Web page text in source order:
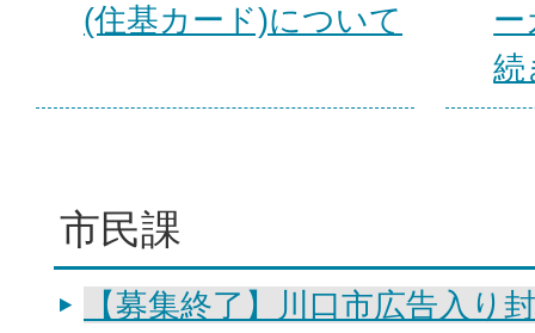
(住基カード)について
続
市民課
【募集終了】川口市広告入り